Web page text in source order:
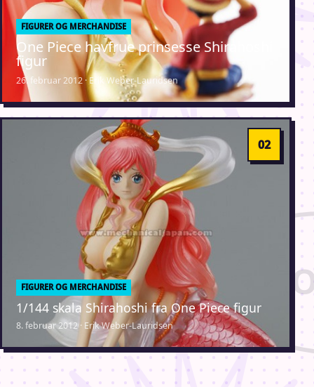
FIGURER OG MERCHANDISE
One Piece havfrue prinsesse Shirahoshi
figur
26. februar 2012 · Erik Weber-Lauridsen
FIGURER OG MERCHANDISE
1/144 skala Shirahoshi fra One Piece figur
8. februar 2012 · Erik Weber-Lauridsen